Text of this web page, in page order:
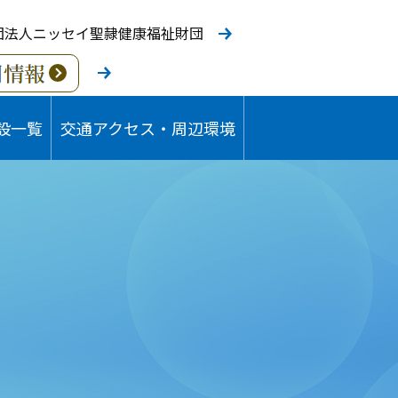
人ニッセイ聖隷健康福祉財団
一覧 交通アクセス・周辺環境